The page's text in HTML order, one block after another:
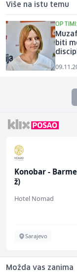
Više na istu temu
biti
Konobar -
ž)
Hotel Nomad
Sarajevo
Možda vas zanima